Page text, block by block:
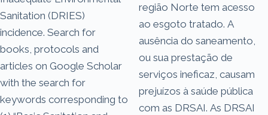
Sanitation (DRIES)
incidence. Search for
books, protocols and
articles on Google Scholar
with the search for
keywords corresponding to
região Norte tem acesso
ao esgoto tratado. A
ausência do saneamento,
ou sua prestação de
serviços ineficaz, causam
prejuízos à saúde pública
com as DRSAI. As DRSAI